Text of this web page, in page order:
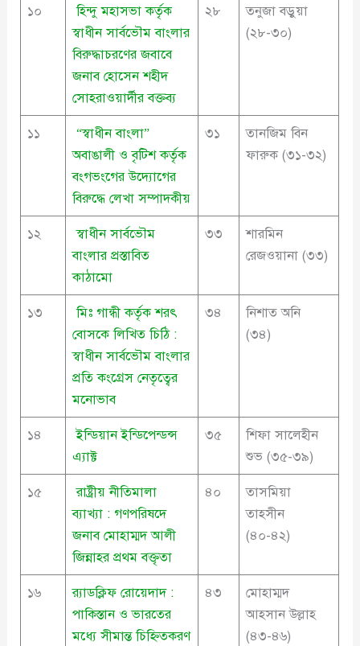
১০
হিন্দু মহাসভা কর্তৃক
স্বাধীন সার্বভৌম বাংলার
বিরুদ্ধাচরণের জবাবে
জনাব হোসেন শহীদ
সোহরাওয়ার্দীর বক্তব্য
২৮
তনুজা বড়ুয়া
(২৮-৩০)
১১
“স্বাধীন বাংলা”
অবাঙালী ও বৃটিশ কর্তৃক
বংগভংগের উদ্যোগের
বিরুদ্ধে লেখা সম্পাদকীয়
৩১
তানজিম বিন
ফারুক (৩১-৩২)
১২
স্বাধীন সার্বভৌম
বাংলার প্রস্তাবিত
কাঠামো
৩৩
শারমিন
রেজওয়ানা (৩৩)
১৩
মিঃ গান্ধী কর্তৃক শরৎ
বোসকে লিখিত চিঠি :
স্বাধীন সার্বভৌম বাংলার
প্রতি কংগ্রেস নেতৃত্বের
মনোভাব
৩৪
নিশাত অনি
(৩৪)
১৪
ইন্ডিয়ান ইন্ডিপেন্ডন্স
এ্যাক্ট
৩৫
শিফা সালেহীন
শুভ (৩৫-৩৯)
১৫
রাষ্ট্রীয় নীতিমালা
ব্যাখ্যা : গণপরিষদে
জনাব মোহাম্মদ আলী
জিন্নাহর প্রথম বক্তৃতা
৪০
তাসমিয়া
তাহসীন
(৪০-৪২)
১৬
র‍্যাডক্লিফ রোয়েদাদ :
পাকিস্তান ও ভারতের
মধ্যে সীমান্ত চিহ্নিতকরণ
৪৩
মোহাম্মদ
আহসান উল্লাহ
(৪৩-৪৬)